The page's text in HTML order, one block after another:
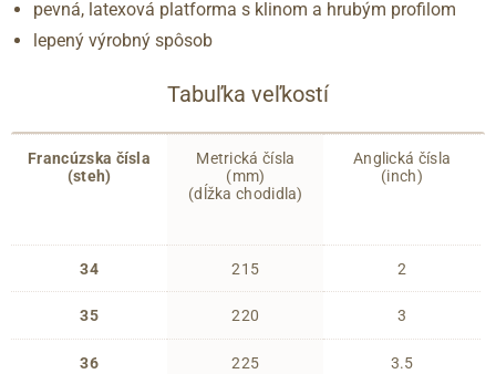
pevná, latexová platforma s klinom a hrubým profilom
lepený výrobný spôsob
Tabuľka veľkostí
Francúzska čísla
(steh)
34
35
36
Metrická čísla
(mm)
(dĺžka chodidla)
215
220
225
Anglická čísla
(inch)
2
3
3.5